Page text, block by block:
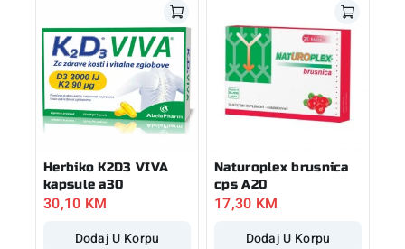
Herbiko K2D3 VIVA
kapsule a30
30,10 KM
Dodaj U Korpu
Naturoplex brusnica
cps A20
17,30 KM
Dodaj U Korpu